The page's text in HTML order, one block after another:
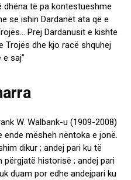
të pa kontestueshme
se ishin Dardanët ata që e
Prej Dardanusit e kishte
Trojës dhe kjo racë shquhej
saj”
W. Walbank-u (1909-2008)
mësheh nëntoka e jonë.
dikur ; andej pari ku të
historisë ; andej pari
duam por edhe andejpari ku